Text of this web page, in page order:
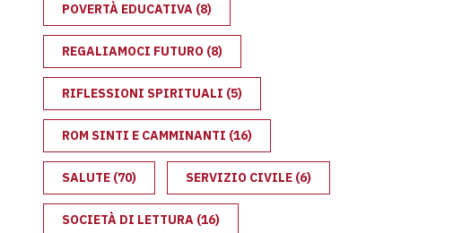
POVERTÀ EDUCATIVA (8)
REGALIAMOCI FUTURO (8)
RIFLESSIONI SPIRITUALI (5)
ROM SINTI E CAMMINANTI (16)
SALUTE (70) SERVIZIO CIVILE (6)
SOCIETÀ DI LETTURA (16)